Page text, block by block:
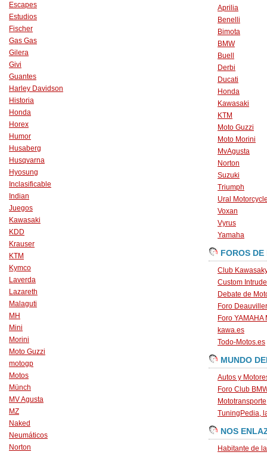
Escapes
Estudios
Fischer
Gas Gas
Gilera
Givi
Guantes
Harley Davidson
Historia
Honda
Horex
Humor
Husaberg
Husqvarna
Hyosung
Inclasificable
Indian
Juegos
Kawasaki
KDD
Krauser
KTM
Kymco
Laverda
Lazareth
Malaguti
MH
Mini
Morini
Moto Guzzi
motogp
Motos
Münch
MV Agusta
MZ
Naked
Neumáticos
Norton
Aprilia
Benelli
Bimota
BMW
Buell
Derbi
Ducati
Honda
Kawasaki
KTM
Moto Guzzi
Moto Morini
MvAgusta
Norton
Suzuki
Triumph
Ural
Voxan
Vyrus
Yamaha
FOROS DE
Club
Custom
Debate de
Foro
Foro YAMAHA
kawa.es
Todo-Motos.es
MUNDO
Autos y
Foro Club
Mototransporte
TuningPedia,
NOS
Habitante de